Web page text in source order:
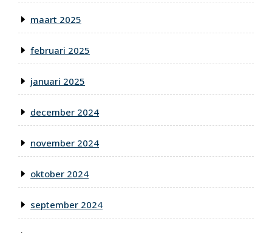
maart 2025
februari 2025
januari 2025
december 2024
november 2024
oktober 2024
september 2024